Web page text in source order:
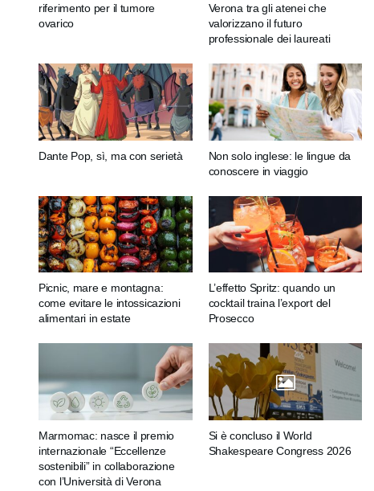
riferimento per il tumore
ovarico
Verona tra gli atenei che
valorizzano il futuro
professionale dei laureati
Dante Pop, sì, ma con serietà
Non solo inglese: le lingue da
conoscere in viaggio
Picnic, mare e montagna:
come evitare le intossicazioni
alimentari in estate
L’effetto Spritz: quando un
cocktail traina l’export del
Prosecco
Marmomac: nasce il premio
internazionale “Eccellenze
sostenibili” in collaborazione
con l’Università di Verona
Si è concluso il World
Shakespeare Congress 2026